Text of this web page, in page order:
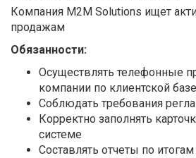
Компания М2М Solutions ищет
продажам
Обязанности:
Осуществлять телефонные
компании по клиентской базе
Соблюдать требования
Корректно заполнять
системе
Составлять отчеты по